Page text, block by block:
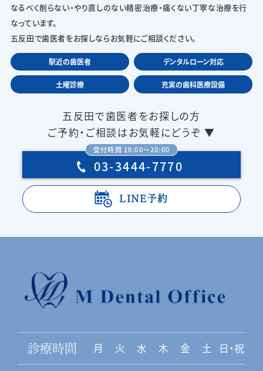
なるべく削らない・やり直しのない精密治療・痛くない丁寧な治療を行
なっています。
五反田で歯医者をお探しならお気軽にご相談ください。
駅近の歯医者 デンタルローン対応
土曜診療 充実の歯科医療設備
五反田で歯医者をお探しの方
ご予約・ご相談はお気軽にどうぞ ▼
受付時間 10:00〜20:00
03-3444-7770
LINE予約
診療時間 月 火 水 木 金 土 日・祝